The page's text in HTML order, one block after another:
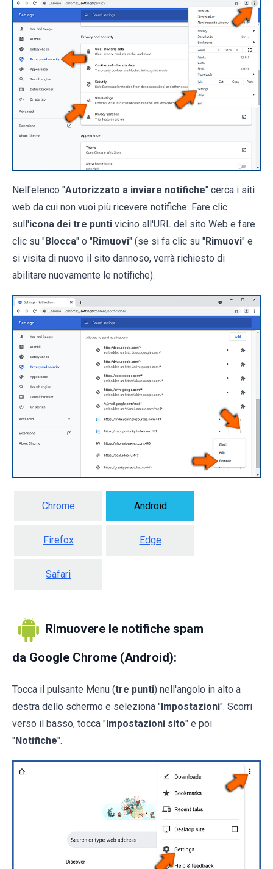
Nell'elenco "Autorizzato a inviare notifiche" cerca i siti
web da cui non vuoi più ricevere notifiche. Fare clic
sull'icona dei tre punti vicino all'URL del sito Web e fare
clic su "Blocca" o "Rimuovi" (se si fa clic su "Rimuovi" e
si visita di nuovo il sito dannoso, verrà richiesto di
abilitare nuovamente le notifiche).
Chrome Android
Firefox Edge
Safari
Rimuovere le notifiche spam
da Google Chrome (Android):
Tocca il pulsante Menu (tre punti) nell'angolo in alto a
destra dello schermo e seleziona " Impostazioni". Scorri
verso il basso, tocca " Impostazioni sito" e poi
"Notifiche".